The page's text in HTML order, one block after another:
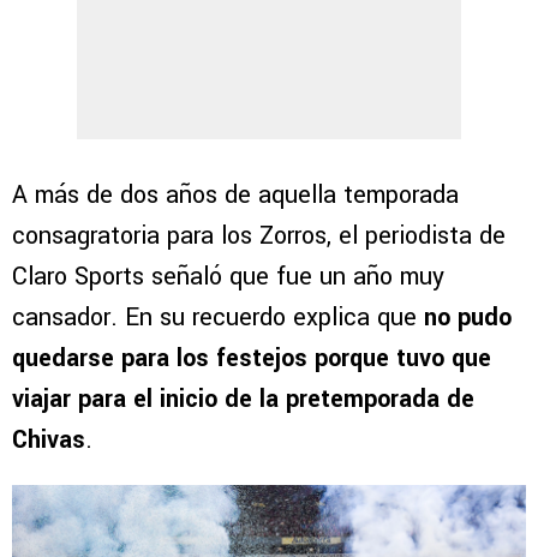
A más de dos años de aquella temporada
consagratoria para los Zorros, el periodista de
Claro Sports señaló que fue un año muy
cansador. En su recuerdo explica que no pudo
quedarse para los festejos porque tuvo que
viajar para el inicio de la pretemporada de
Chivas.